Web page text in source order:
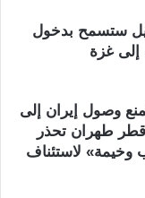
ستسمح بدخول
غزة
وصول إيران إلى
قطر طهران تحذر
لاستئناف